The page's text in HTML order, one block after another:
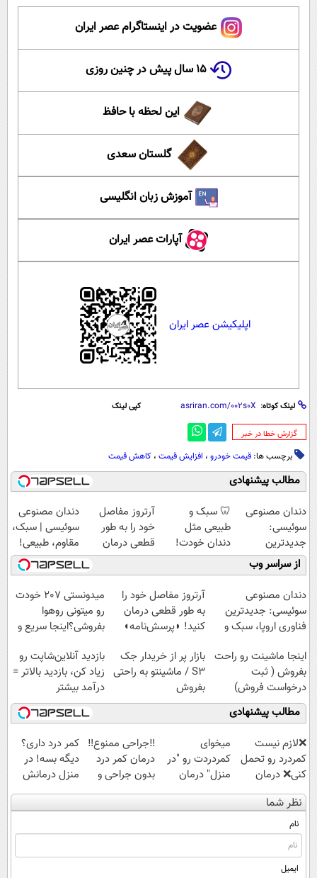
عضویت در اینستاگرام عصر ایران
۱۵ سال پیش در چنین روزی
این لحظه با حافظ
گلستان سعدی
آموزش زبان انگلیسی
آپارات عصر ایران
اپلیکیشن عصر ایران
لینک کوتاه: کپی لینک
‌گزارش خطا در خبر
برچسب ها: قیمت خودرو ، افزایش قیمت ، کاهش قیمت
مطالب پیشنهادی
دندان مصنوعی
سوئیسی:
جدیدترین
فناوری اروپا،
سبک و مقاوم |
پرداخت قسطی
🦷 سبک و
طبیعی مثل
دندان خودت!
نصب آسان و
پرداخت اقساطی
💳 📍 تهران
آرتروز مفاصل
خود را به طور
قطعی درمان
کنید!
◗پرسش‌نامه◖
دندان مصنوعی
سوئیسی | سبک،
مقاوم، طبیعی!
ویزیت
رایگان+پرداخت
اقساطی😍
از سراسر وب
دندان مصنوعی
سوئیسی: جدیدترین
فناوری اروپا، سبک و
قسطی
آرتروز مفاصل خود را
به طور قطعی درمان
کنید! ◗پرسش‌نامه◖
میدونستی 207 خودت
رو میتونی روهوا
بفروشی؟اینجا سریع و
اینجا ماشینت رو راحت
بفروش ( ثبت
درخواست فروش)
بازار پر از خریدار جک
S3 / ماشینتو به راحتی
بفروش
بازدید آنلاین‌شاپت رو
زیاد کن، بازدید بالاتر =
درآمد بیشتر
مطالب پیشنهادی
❌لازم نیست
کمردرد رو تحمل
کنی❌ درمان
بدون جراحی و
قرص
(پرسشنامه)
میخوای
کمردردت رو "در
منزل" درمان
کنی؟ (◂فیلم +
◂پرسش‌نامه)
‼️جراحی ممنوع‼️
درمان کمر درد
بدون جراحی و
دوره نقاهت
کمر درد داری؟
دیگه بسه! در
منزل درمانش
کن
(◀پرسش‌نامه)
نظر شما
نام
ایمیل